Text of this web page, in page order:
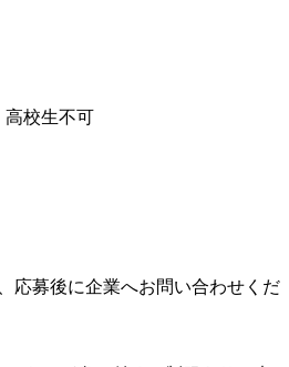
高校生不可
応募後に企業へお問い合わせくだ